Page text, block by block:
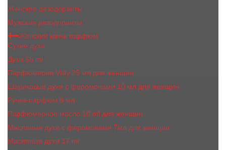
Женские дезодоранты
Мужские дезодоранты
Женский мини парфюм
Сухие духи
Духи 65 ml
Парфюмерия Vilily 25 мл для женщин
Шариковые духи с феромонами 10 мл для женщин
Ручка-парфюм 8 мл
Парфюмерное масло 10 ml для женщин
Масляные духи c феромонами 7мл для женщин
Масляные духи 17 ml